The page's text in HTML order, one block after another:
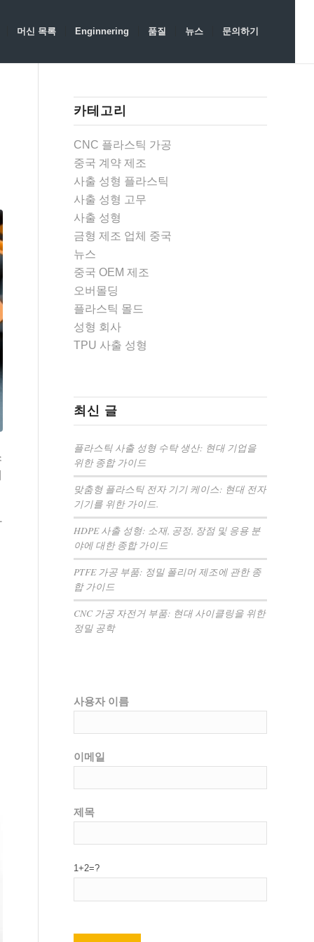
머신 목록 Enginnering 품질 뉴스 문의하기
카테고리
CNC 플라스틱 가공
중국 계약 제조
사출 성형 플라스틱
사출 성형 고무
사출 성형
금형 제조 업체 중국
뉴스
중국 OEM 제조
오버몰딩
플라스틱 몰드
성형 회사
TPU 사출 성형
최신 글
플라스틱 사출 성형 수탁 생산: 현대 기업을
위한 종합 가이드
맞춤형 플라스틱 전자 기기 케이스: 현대 전자
기기를 위한 가이드.
HDPE 사출 성형: 소재, 공정, 장점 및 응용 분
야에 대한 종합 가이드
PTFE 가공 부품: 정밀 폴리머 제조에 관한 종
합 가이드
CNC 가공 자전거 부품: 현대 사이클링을 위한
정밀 공학
사용자 이름
이메일
제목
1+2=?